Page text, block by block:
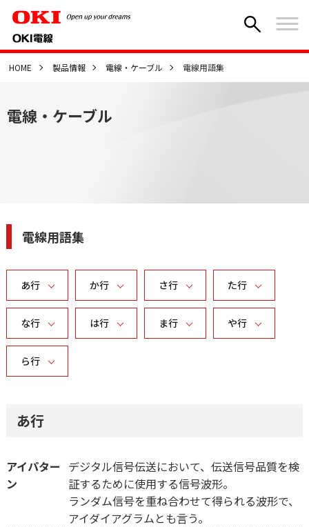
HOME 製品情報 電線・ケーブル 電線用語集
電線・ケーブル
電線用語集
あ行 か行 さ行 た行
な行 は行 ま行 や行
ら行
あ行
アイパター
ン
デジタル信号伝送において、伝送信号品質を検
証するために使用する信号波形。
ランダム信号を重ね合わせて得られる波形で、
アイダイアグラムとも言う。